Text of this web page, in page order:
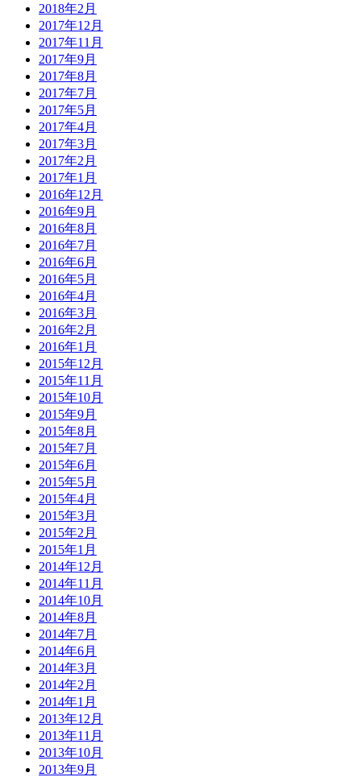
2018年2月
2017年12月
2017年11月
2017年9月
2017年8月
2017年7月
2017年5月
2017年4月
2017年3月
2017年2月
2017年1月
2016年12月
2016年9月
2016年8月
2016年7月
2016年6月
2016年5月
2016年4月
2016年3月
2016年2月
2016年1月
2015年12月
2015年11月
2015年10月
2015年9月
2015年8月
2015年7月
2015年6月
2015年5月
2015年4月
2015年3月
2015年2月
2015年1月
2014年12月
2014年11月
2014年10月
2014年8月
2014年7月
2014年6月
2014年3月
2014年2月
2014年1月
2013年12月
2013年11月
2013年10月
2013年9月